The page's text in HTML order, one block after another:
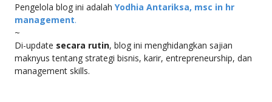
Pengelola blog ini adalah Yodhia Antariksa, msc in hr
management.
~
Di-update secara rutin, blog ini menghidangkan sajian
maknyus tentang strategi bisnis, karir, entrepreneurship, dan
management skills.